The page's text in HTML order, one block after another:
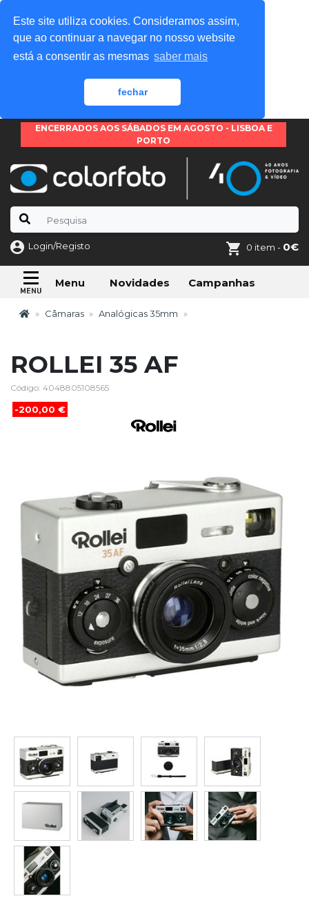
Este site utiliza cookies. Consideramos assim,
que ao continuar a navegar no nosso website
está a consentir as mesmas saber mais
fechar
ENCERRADOS AOS SÁBADOS EM AGOSTO - LISBOA E
PORTO
Login/Registo 0 item - 0€
Menu Novidades Campanhas
Câmaras Analógicas 35mm
ROLLEI 35 AF
Código: 4048805108565
-200,00 €